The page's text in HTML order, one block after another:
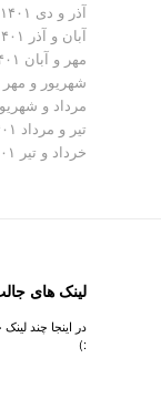
آذر و دی ۱۴۰۱
آبان و آذر ۱۴۰۱
مهر و آبان ۱۴۰۱
شهریور و مهر ۱۴۰۱
مرداد و شهریور
تیر و مرداد ۱۴۰۱
خرداد و تیر ۱۴۰۱
لینک های
در اینجا چند
:)